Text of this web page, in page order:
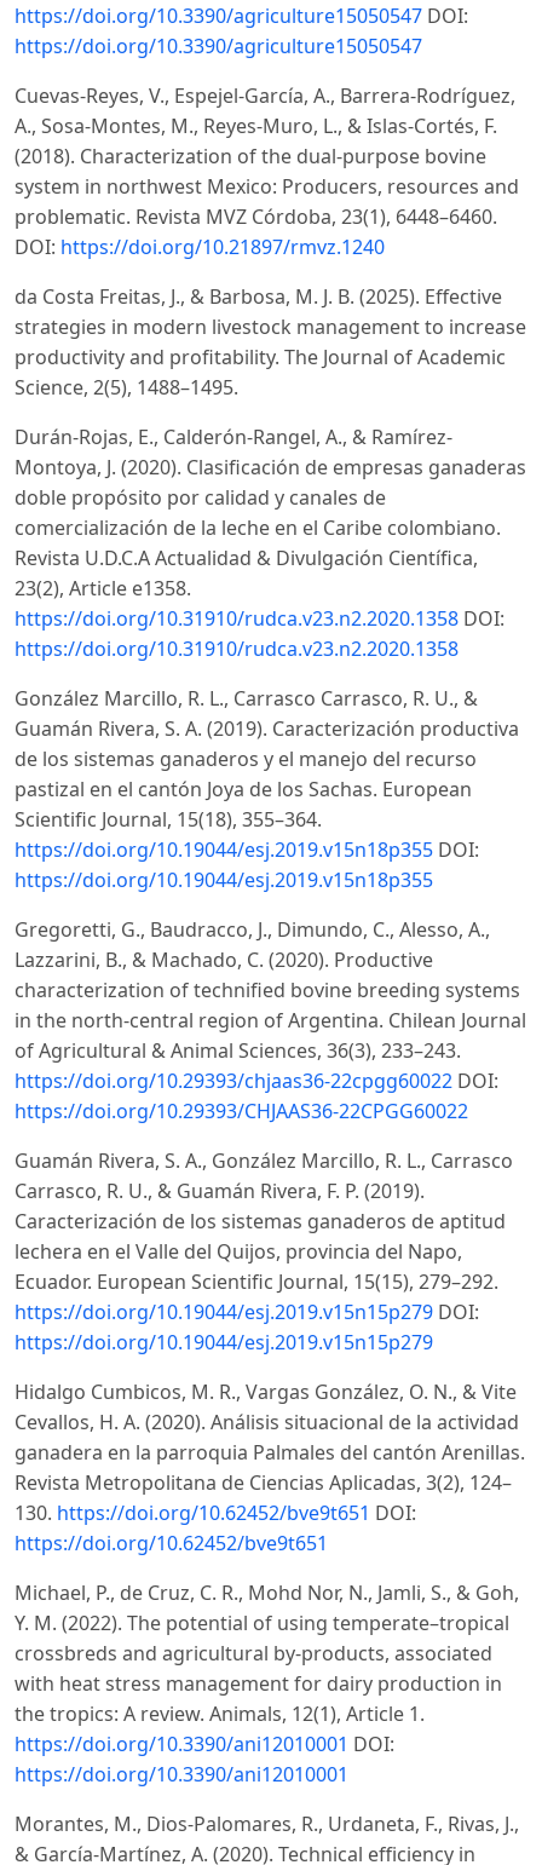
https://doi.org/10.3390/agriculture15050547 DOI:
https://doi.org/10.3390/agriculture15050547
Cuevas-Reyes, V., Espejel-García, A., Barrera-Rodríguez,
A., Sosa-Montes, M., Reyes-Muro, L., & Islas-Cortés, F.
(2018). Characterization of the dual-purpose bovine
system in northwest Mexico: Producers, resources and
problematic. Revista MVZ Córdoba, 23(1), 6448–6460.
DOI: https://doi.org/10.21897/rmvz.1240
da Costa Freitas, J., & Barbosa, M. J. B. (2025). Effective
strategies in modern livestock management to increase
productivity and profitability. The Journal of Academic
Science, 2(5), 1488–1495.
Durán-Rojas, E., Calderón-Rangel, A., & Ramírez-
Montoya, J. (2020). Clasificación de empresas ganaderas
doble propósito por calidad y canales de
comercialización de la leche en el Caribe colombiano.
Revista U.D.C.A Actualidad & Divulgación Científica,
23(2), Article e1358.
https://doi.org/10.31910/rudca.v23.n2.2020.1358 DOI:
https://doi.org/10.31910/rudca.v23.n2.2020.1358
González Marcillo, R. L., Carrasco Carrasco, R. U., &
Guamán Rivera, S. A. (2019). Caracterización productiva
de los sistemas ganaderos y el manejo del recurso
pastizal en el cantón Joya de los Sachas. European
Scientific Journal, 15(18), 355–364.
https://doi.org/10.19044/esj.2019.v15n18p355 DOI:
https://doi.org/10.19044/esj.2019.v15n18p355
Gregoretti, G., Baudracco, J., Dimundo, C., Alesso, A.,
Lazzarini, B., & Machado, C. (2020). Productive
characterization of technified bovine breeding systems
in the north-central region of Argentina. Chilean Journal
of Agricultural & Animal Sciences, 36(3), 233–243.
https://doi.org/10.29393/chjaas36-22cpgg60022 DOI:
https://doi.org/10.29393/CHJAAS36-22CPGG60022
Guamán Rivera, S. A., González Marcillo, R. L., Carrasco
Carrasco, R. U., & Guamán Rivera, F. P. (2019).
Caracterización de los sistemas ganaderos de aptitud
lechera en el Valle del Quijos, provincia del Napo,
Ecuador. European Scientific Journal, 15(15), 279–292.
https://doi.org/10.19044/esj.2019.v15n15p279 DOI:
https://doi.org/10.19044/esj.2019.v15n15p279
Hidalgo Cumbicos, M. R., Vargas González, O. N., & Vite
Cevallos, H. A. (2020). Análisis situacional de la actividad
ganadera en la parroquia Palmales del cantón Arenillas.
Revista Metropolitana de Ciencias Aplicadas, 3(2), 124–
130. https://doi.org/10.62452/bve9t651 DOI:
https://doi.org/10.62452/bve9t651
Michael, P., de Cruz, C. R., Mohd Nor, N., Jamli, S., & Goh,
Y. M. (2022). The potential of using temperate–tropical
crossbreds and agricultural by-products, associated
with heat stress management for dairy production in
the tropics: A review. Animals, 12(1), Article 1.
https://doi.org/10.3390/ani12010001 DOI:
https://doi.org/10.3390/ani12010001
Morantes, M., Dios-Palomares, R., Urdaneta, F., Rivas, J.,
& García-Martínez, A. (2020). Technical efficiency in